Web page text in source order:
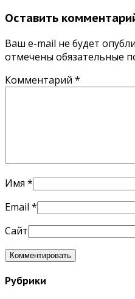
Оставить
Ваш e-mail не будет
отмечены обязательные
Комментарий *
Имя *
Email *
Сайт
Рубрики